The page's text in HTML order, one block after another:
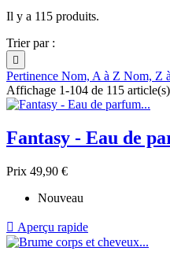
Il y a 115 produits.
Trier par :

Pertinence Nom, A à Z Nom, Z
Affichage 1-104 de 115 article(s)
Fantasy - Eau de
Prix 49,90 €
Nouveau
 Aperçu rapide